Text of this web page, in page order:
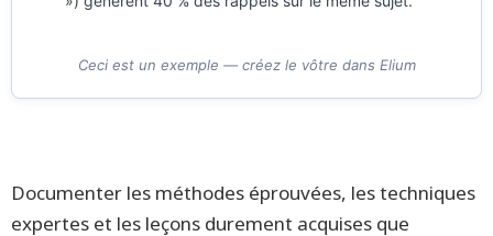
Ceci est un exemple — créez le vôtre dans Elium
Documenter les méthodes éprouvées, les techniques
expertes et les leçons durement acquises que